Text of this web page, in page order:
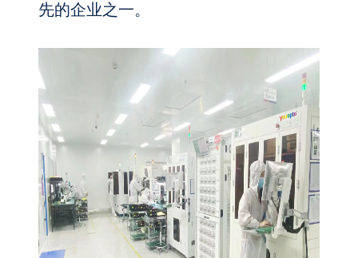
先的企业之一。